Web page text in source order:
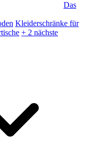
Das
Kleiderschränke für
+ 2 nächste